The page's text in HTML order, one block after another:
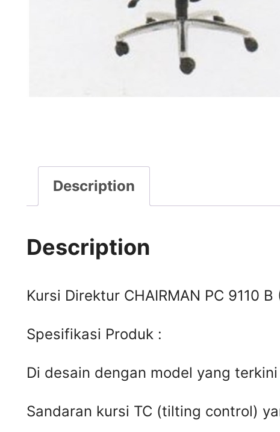
Description
Description
Kursi Direktur CHAIRMAN PC 9110
Spesifikasi Produk :
Di desain dengan model yang
Sandaran kursi TC (tilting control)